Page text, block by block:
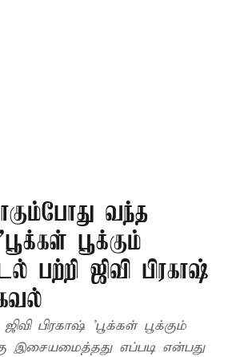
வந்த
பூக்கும்
பற்றி ஜிவி பிரகாஷ்
பிரகாஷ் 'பூக்கள் பூக்கும்
இசையமைத்தது எப்படி என்பது